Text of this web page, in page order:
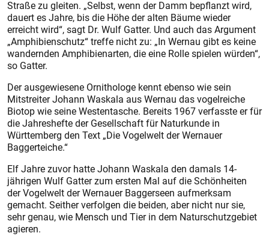
Straße zu gleiten. „Selbst, wenn der Damm bepflanzt wird,
dauert es Jahre, bis die Höhe der alten Bäume wieder
erreicht wird“, sagt Dr. Wulf Gatter. Und auch das Argument
„Amphibienschutz“ treffe nicht zu: „In Wernau gibt es keine
wandernden Amphibienarten, die eine Rolle spielen würden“,
so Gatter.
Der ausgewiesene Ornithologe kennt ebenso wie sein
Mitstreiter Johann Waskala aus Wernau das vogelreiche
Biotop wie seine Westentasche. Bereits 1967 verfasste er für
die Jahreshefte der Gesellschaft für Naturkunde in
Württemberg den Text „Die Vogelwelt der Wernauer
Baggerteiche.“
Elf Jahre zuvor hatte Johann Waskala den damals 14-
jährigen Wulf Gatter zum ersten Mal auf die Schönheiten
der Vogelwelt der Wernauer Baggerseen aufmerksam
gemacht. Seither verfolgen die beiden, aber nicht nur sie,
sehr genau, wie Mensch und Tier in dem Naturschutzgebiet
agieren.